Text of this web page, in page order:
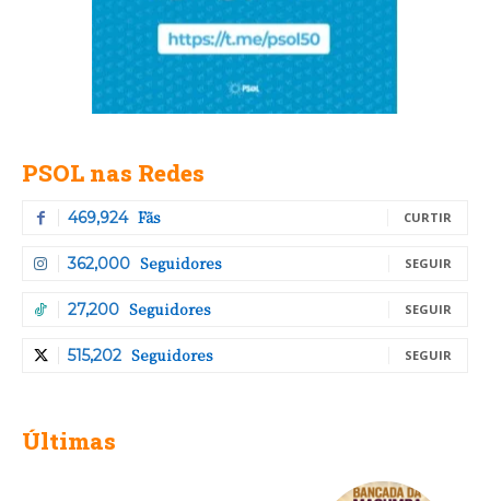
PSOL nas Redes
469,924 Fãs CURTIR
362,000 Seguidores SEGUIR
27,200 Seguidores SEGUIR
515,202 Seguidores SEGUIR
Últimas